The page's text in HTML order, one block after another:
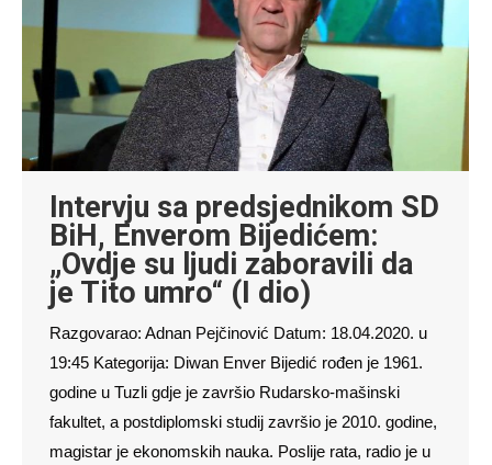
Intervju sa predsjednikom SD
BiH, Enverom Bijedićem:
„Ovdje su ljudi zaboravili da
je Tito umro“ (I dio)
Razgovarao: Adnan Pejčinović Datum: 18.04.2020. u
19:45 Kategorija: Diwan Enver Bijedić rođen je 1961.
godine u Tuzli gdje je završio Rudarsko-mašinski
fakultet, a postdiplomski studij završio je 2010. godine,
magistar je ekonomskih nauka. Poslije rata, radio je u